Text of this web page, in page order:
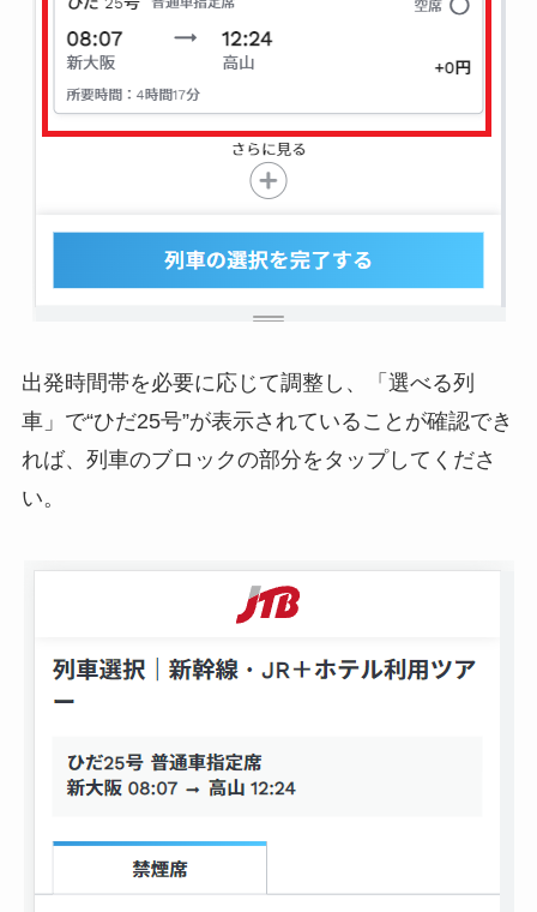
出発時間帯を必要に応じて調整し、「選べる列
車」で“ひだ25号”が表示されていることが確認でき
れば、列車のブロックの部分をタップしてくださ
い。